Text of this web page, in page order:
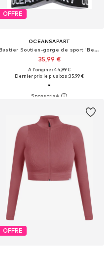
OFFRE
OCEANSAPART
Bustier Soutien-gorge de sport 'Beauty'
35,99 €
À l'origine : 44,99 €
Dernier prix le plus bas :35,99 €
OFFRE